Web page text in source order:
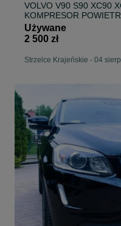
VOLVO V90 S90 XC90
KOMPRESOR
Używane
2 500 zł
Strzelce Krajeńskie - 04